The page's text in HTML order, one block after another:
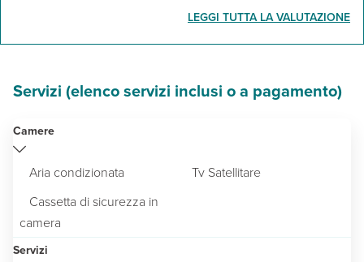
LEGGI TUTTA LA VALUTAZIONE
Servizi (elenco servizi inclusi o a pagamento)
Camere
Aria condizionata
Tv Satellitare
Cassetta di sicurezza in
camera
Servizi